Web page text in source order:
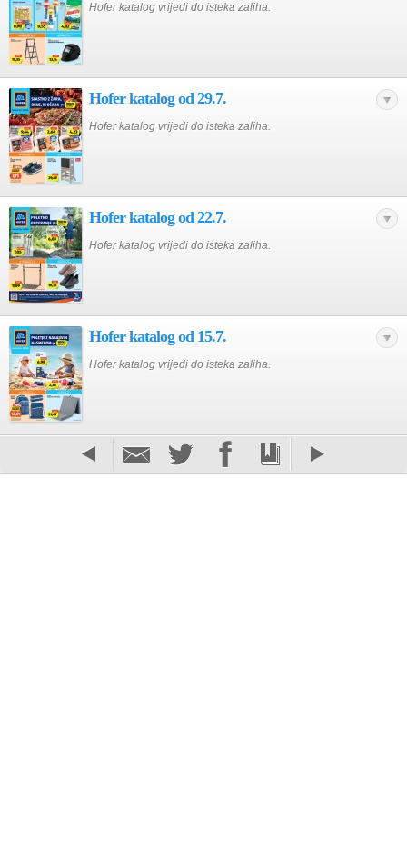
Hofer katalog vrijedi do isteka zaliha.
Hofer katalog od 29.7.
Hofer katalog vrijedi do isteka zaliha.
Hofer katalog od 22.7.
Hofer katalog vrijedi do isteka zaliha.
Hofer katalog od 15.7.
Hofer katalog vrijedi do isteka zaliha.